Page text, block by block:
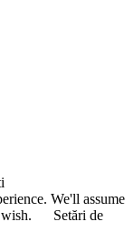
We'll assume
Setări de